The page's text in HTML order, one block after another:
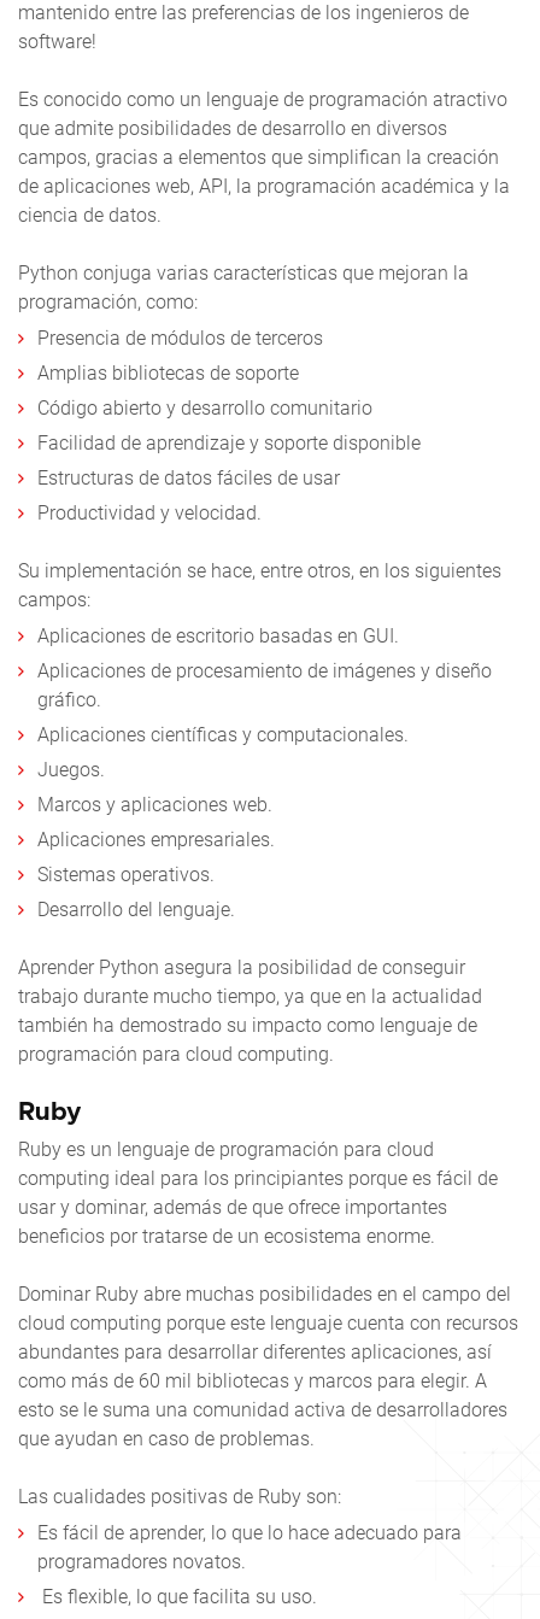
mantenido entre las preferencias de los ingenieros de
software!
Es conocido como un lenguaje de programación atractivo
que admite posibilidades de desarrollo en diversos
campos, gracias a elementos que simplifican la creación
de aplicaciones web, API, la programación académica y la
ciencia de datos.
Python conjuga varias características que mejoran la
programación, como:
Presencia de módulos de terceros
Amplias bibliotecas de soporte
Código abierto y desarrollo comunitario
Facilidad de aprendizaje y soporte disponible
Estructuras de datos fáciles de usar
Productividad y velocidad.
Su implementación se hace, entre otros, en los siguientes
campos:
Aplicaciones de escritorio basadas en GUI.
Aplicaciones de procesamiento de imágenes y diseño
gráfico.
Aplicaciones científicas y computacionales.
Juegos.
Marcos y aplicaciones web.
Aplicaciones empresariales.
Sistemas operativos.
Desarrollo del lenguaje.
Aprender Python asegura la posibilidad de conseguir
trabajo durante mucho tiempo, ya que en la actualidad
también ha demostrado su impacto como lenguaje de
programación para cloud computing.
Ruby
Ruby es un lenguaje de programación para cloud
computing ideal para los principiantes porque es fácil de
usar y dominar, además de que ofrece importantes
beneficios por tratarse de un ecosistema enorme.
Dominar Ruby abre muchas posibilidades en el campo del
cloud computing porque este lenguaje cuenta con recursos
abundantes para desarrollar diferentes aplicaciones, así
como más de 60 mil bibliotecas y marcos para elegir. A
esto se le suma una comunidad activa de desarrolladores
que ayudan en caso de problemas.
Las cualidades positivas de Ruby son:
Es fácil de aprender, lo que lo hace adecuado para
programadores novatos.
Es flexible, lo que facilita su uso.